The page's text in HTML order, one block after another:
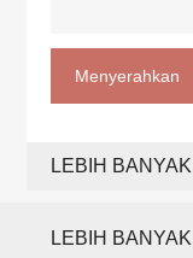
Menyerahkan
LEBIH
LEBIH